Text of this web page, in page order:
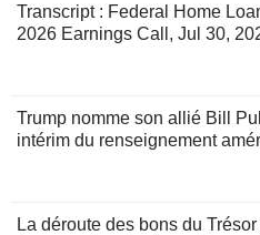
Transcript : Federal Home
2026 Earnings Call, Jul 30,
Trump nomme son allié Bill
intérim du renseignement
La déroute des bons du